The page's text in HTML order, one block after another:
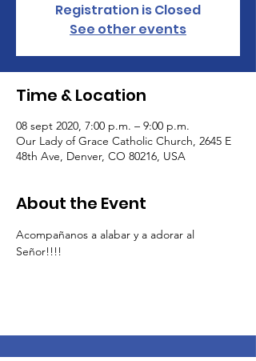
Registration is Closed
See other events
Time & Location
08 sept 2020, 7:00 p.m. – 9:00 p.m.
Our Lady of Grace Catholic Church, 2645 E
48th Ave, Denver, CO 80216, USA
About the Event
Acompañanos a alabar y a adorar al
Señor!!!!